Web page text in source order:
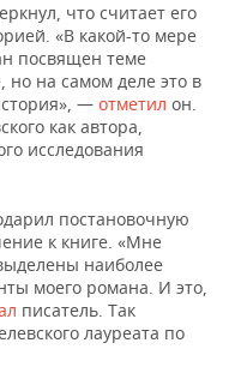
что считает его
«В какой-то мере
посвящен теме
но на самом деле это в
— отметил он.
как автора,
исследования
постановочную
к книге. «Мне
наиболее
моего романа. И это,
писатель. Так
лауреата по